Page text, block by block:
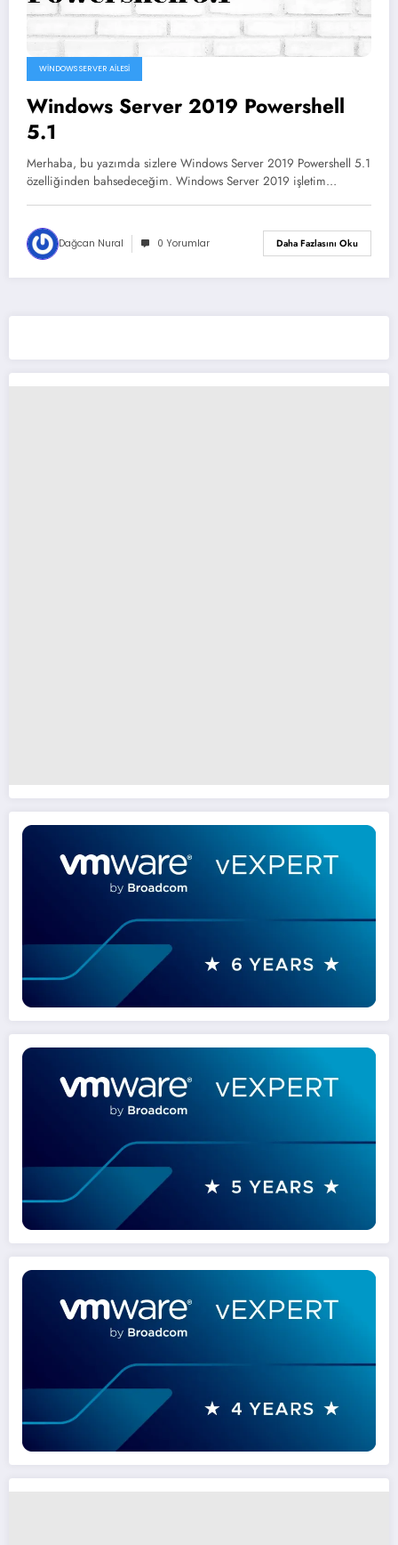
WINDOWS SERVER AILESI
Windows Server 2019 Powershell
5.1
Merhaba, bu yazımda sizlere Windows Server 2019 Powershell 5.1
özelliğinden bahsedeceğim. Windows Server 2019 işletim…
Dağcan Nural 0 Yorumlar Daha Fazlasını Oku